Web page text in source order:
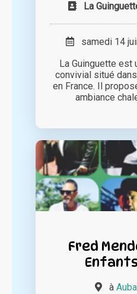
La
samedi 14
La Guinguette
convivial situé
en France. Il
ambiance
Fred
à